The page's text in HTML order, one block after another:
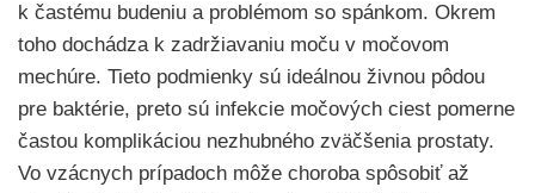
k častému budeniu a problémom so spánkom. Okrem
toho dochádza k zadržiavaniu moču v močovom
mechúre. Tieto podmienky sú ideálnou živnou pôdou
pre baktérie, preto sú infekcie močových ciest pomerne
častou komplikáciou nezhubného zväčšenia prostaty.
Vo vzácnych prípadoch môže choroba spôsobiť až